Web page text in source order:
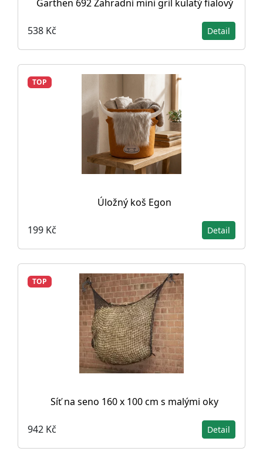
Garthen 692 Zahradní mini gril kulatý fialový
538 Kč Detail
TOP
Úložný koš Egon
199 Kč Detail
TOP
Síť na seno 160 x 100 cm s malými oky
942 Kč Detail